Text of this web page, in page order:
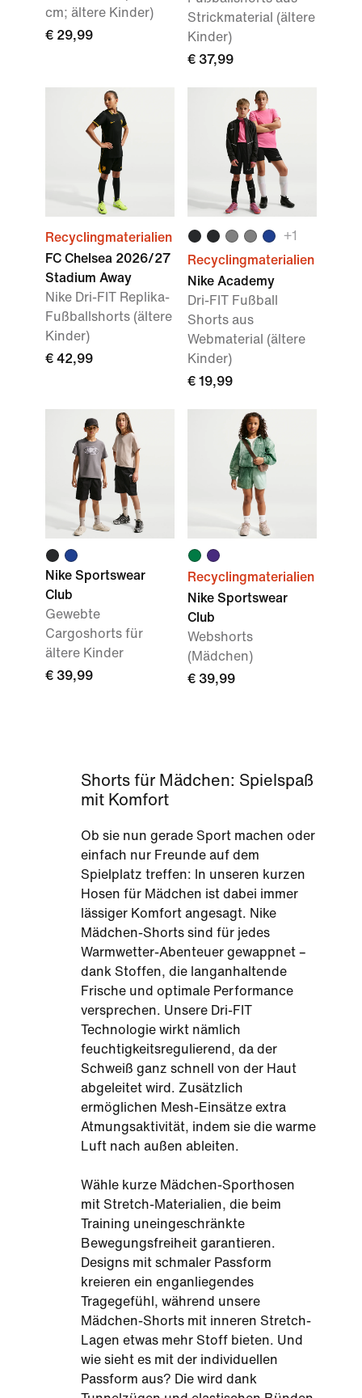
cm; ältere Kinder)
€ 29,99
Strickmaterial (ältere
Kinder)
€ 37,99
Recyclingmaterialien
FC Chelsea 2026/27
Stadium Away
Nike Dri-FIT Replika-
Fußballshorts (ältere
Kinder)
€ 42,99
+1
Recyclingmaterialien
Nike Academy
Dri-FIT Fußball
Shorts aus
Webmaterial (ältere
Kinder)
€ 19,99
Nike Sportswear
Club
Gewebte
Cargoshorts für
ältere Kinder
€ 39,99
Recyclingmaterialien
Nike Sportswear
Club
Webshorts
(Mädchen)
€ 39,99
Shorts für Mädchen: Spielspaß
mit Komfort
Ob sie nun gerade Sport machen oder
einfach nur Freunde auf dem
Spielplatz treffen: In unseren kurzen
Hosen für Mädchen ist dabei immer
lässiger Komfort angesagt. Nike
Mädchen-Shorts sind für jedes
Warmwetter-Abenteuer gewappnet –
dank Stoffen, die langanhaltende
Frische und optimale Performance
versprechen. Unsere Dri-FIT
Technologie wirkt nämlich
feuchtigkeitsregulierend, da der
Schweiß ganz schnell von der Haut
abgeleitet wird. Zusätzlich
ermöglichen Mesh-Einsätze extra
Atmungsaktivität, indem sie die warme
Luft nach außen ableiten.
Wähle kurze Mädchen-Sporthosen
mit Stretch-Materialien, die beim
Training uneingeschränkte
Bewegungsfreiheit garantieren.
Designs mit schmaler Passform
kreieren ein enganliegendes
Tragegefühl, während unsere
Mädchen-Shorts mit inneren Stretch-
Lagen etwas mehr Stoff bieten. Und
wie sieht es mit der individuellen
Passform aus? Die wird dank